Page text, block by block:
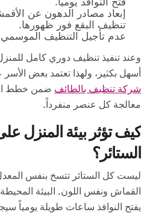
إبعاد مصادر الدهون عن
تنظيف البقع فور ظهورها.
عدم تأجيل التنظيف
وعند تنفيذ تنظيف دوري كامل
أسهل بكثير، ولهذا تعتمد بعض
شركة تنظيف بالطائف ضمن خطط
معالجة كل عنصر منفرداً.
كيف تؤثر بيئة المنزل
الستائر؟
ليست كل الستائر تتسخ بنفس
القماش ونفس اللون. البيئة
يفتح النوافذ ساعات طويلة يومياً